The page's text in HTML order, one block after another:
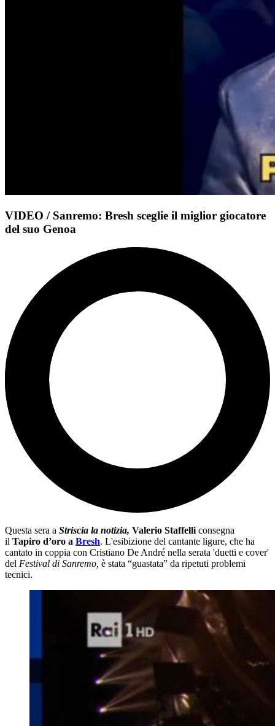
VIDEO / Sanremo: Bresh sceglie il miglior giocatore
del suo Genoa
Questa sera a Striscia la notizia, Valerio Staffelli consegna
il Tapiro d’oro a Bresh. L'esibizione del cantante ligure, che ha
cantato in coppia con Cristiano De André nella serata 'duetti e cover'
del Festival di Sanremo, è stata “guastata” da ripetuti problemi
tecnici.